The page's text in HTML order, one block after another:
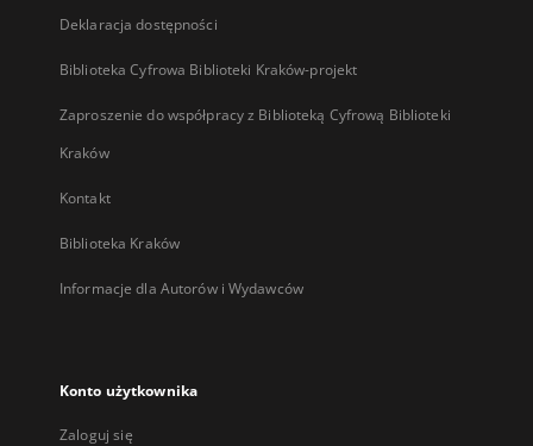
Deklaracja dostępności
Biblioteka Cyfrowa Biblioteki Kraków-projekt
Zaproszenie do współpracy z Biblioteką Cyfrową Biblioteki
Kraków
Kontakt
Biblioteka Kraków
Informacje dla Autorów i Wydawców
Konto użytkownika
Zaloguj się